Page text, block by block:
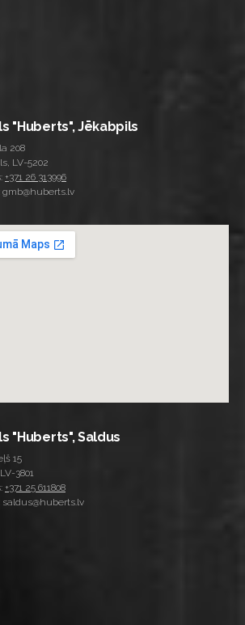
"Huberts", Jēkabpils
208
LV-5202
+371 26 313996
gmb@huberts.lv
"Huberts", Saldus
15
3801
+371 25 611808
saldus@huberts.lv